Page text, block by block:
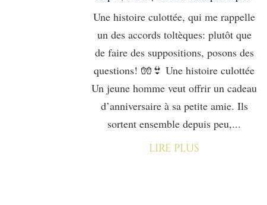
Une histoire culottée, qui me rappelle
un des accords toltèques: plutôt que
de faire des suppositions, posons des
questions! 🧤👙 Une histoire culottée
Un jeune homme veut offrir un cadeau
d’anniversaire à sa petite amie. Ils
sortent ensemble depuis peu,...
lire plus